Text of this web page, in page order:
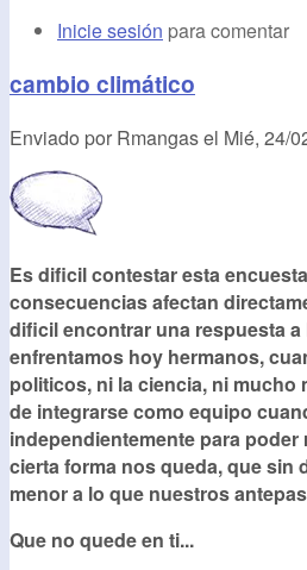
Inicie sesión para comentar
cambio climático
Enviado por Rmangasel Mié, 24/
Es dificil contestar esta
consecuencias afectan
dificil encontrar una respuesta
enfrentamos hoy hermanos,
politicos, ni la ciencia, ni mucho
de integrarse como equipo
independientemente para poder
cierta forma nos queda, que sin
menor a lo que nuestros
Que no quede en ti...